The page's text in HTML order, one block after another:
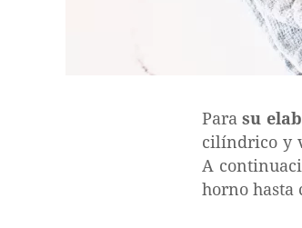
Parasu
cilíndrico y
A
horno hasta